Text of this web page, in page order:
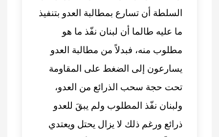
السلطة أن تسارع بمطالبة العدو بتنفيذ
ما عليه طالما أن لبنان نفّذ ما هو
مطلوب منه، فبدلاً من مطالبة العدو
يسارعون إلى الضغط على المقاومة
تحت حجة سحب الذرائع من العدو،
ولبنان نفّذ المطلوب ولم يبقَ للعدو
ذرائع ورغم ذلك لا يزال يحتل ويعتدي